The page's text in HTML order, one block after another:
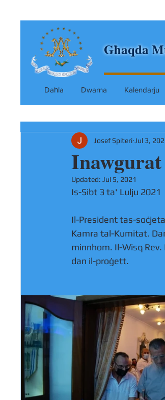
Għaqda
Daħla Dwarna Kalendarju
Josef Spiteri Jul 3,
Updated: Jul 5, 2021
Is-Sibt 3 ta' Lulju 2021
Il-President tas-
Kamra tal-Kumitat.
minnhom. Il-Wisq
dan il-proġett.